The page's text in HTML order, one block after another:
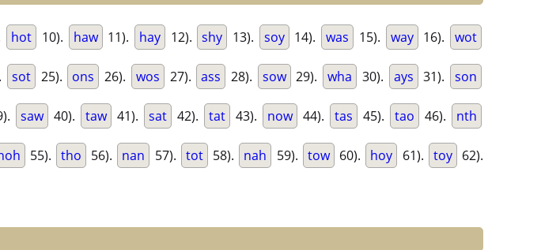
hot 10). haw 11). hay 12). shy 13). soy 14). was 15). way 16). wot
sot 25). ons 26). wos 27). ass 28). sow 29). wha 30). ays 31). son
saw 40). taw 41). sat 42). tat 43). now 44). tas 45). tao 46). nth
55). tho 56). nan 57). tot 58). nah 59). tow 60). hoy 61). toy 62).